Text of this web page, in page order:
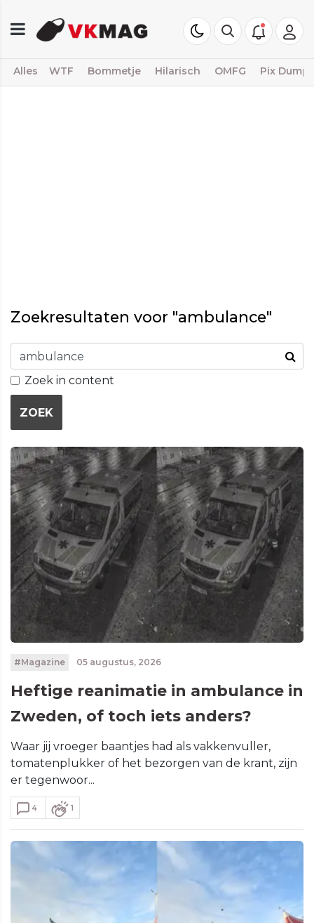
Alles WTF Bommetje Hilarisch OMFG Pix Dump
Zoekresultaten voor "ambulance"
Zoek in content
ZOEK
#Magazine 05 augustus, 2026
Heftige reanimatie in ambulance in
Zweden, of toch iets anders?
Waar jij vroeger baantjes had als vakkenvuller,
tomatenplukker of het bezorgen van de krant, zijn
er tegenwoor...
4 1